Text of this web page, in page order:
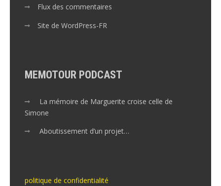
Flux des commentaires
Site de WordPress-FR
MEMOTOUR PODCAST
La mémoire de Marguerite croise celle de
Simone
Aboutissement d’un projet…
politique de confidentialité